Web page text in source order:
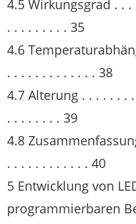
4.5 Wirkungsgrad . . .
. . . . . . . . . 35
4.6
. . . . . . . . . . . . . 38
4.7 Alterung . . . . . . .
. . . . . . . . 39
4.8
. . . . . . . . . . . . 40
5 Entwicklung von
programmierbaren